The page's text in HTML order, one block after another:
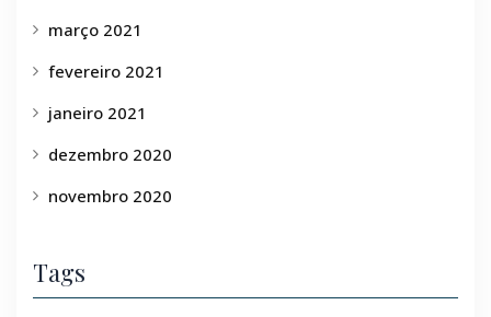
março 2021
fevereiro 2021
janeiro 2021
dezembro 2020
novembro 2020
Tags